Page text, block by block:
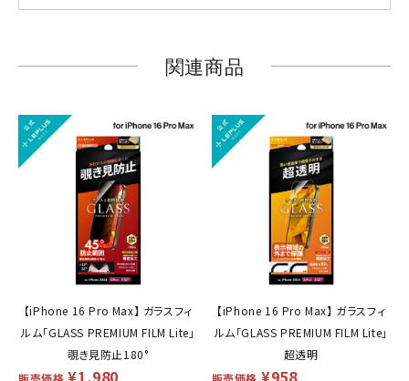
関連商品
【iPhone 16 Pro Max】 ガラスフィ
ルム「GLASS PREMIUM FILM Lite」
覗き見防止180°
【iPhone 16 Pro Max】 ガラスフィ
ルム「GLASS PREMIUM FILM Lite」
超透明